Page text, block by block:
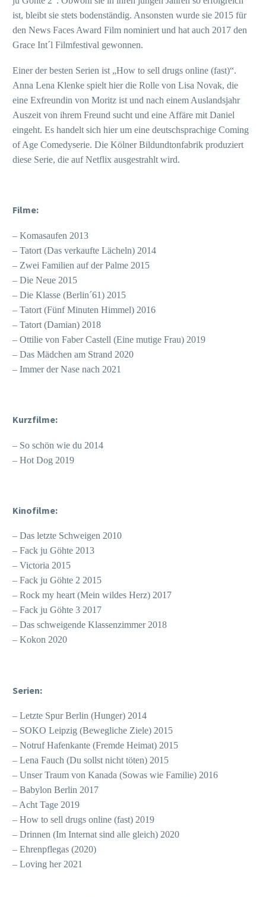
ist, bleibt sie stets bodenständig. Ansonsten wurde sie 2015 für
den News Faces Award Film nominiert und hat auch 2017 den
Grace Int´l Filmfestival gewonnen.
Einer der besten Serien ist „How to sell drugs online (fast)“.
Anna Lena Klenke spielt hier die Rolle von Lisa Novak, die
eine Exfreundin von Moritz ist und nach einem Auslandsjahr
Auszeit von ihrem Freund sucht und eine Affäre mit Daniel
eingeht. Es handelt sich hier um eine deutschsprachige Coming
of Age Comedyserie. Die Kölner Bildundtonfabrik produziert
diese Serie, die auf Netflix ausgestrahlt wird.
Filme:
– Komasaufen 2013
– Tatort (Das verkaufte Lächeln) 2014
– Zwei Familien auf der Palme 2015
– Die Neue 2015
– Die Klasse (Berlin´61) 2015
– Tatort (Fünf Minuten Himmel) 2016
– Tatort (Damian) 2018
– Ottilie von Faber Castell (Eine mutige Frau) 2019
– Das Mädchen am Strand 2020
– Immer der Nase nach 2021
Kurzfilme:
– So schön wie du 2014
– Hot Dog 2019
Kinofilme:
– Das letzte Schweigen 2010
– Fack ju Göhte 2013
– Victoria 2015
– Fack ju Göhte 2 2015
– Rock my heart (Mein wildes Herz) 2017
– Fack ju Göhte 3 2017
– Das schweigende Klassenzimmer 2018
– Kokon 2020
Serien:
– Letzte Spur Berlin (Hunger) 2014
– SOKO Leipzig (Bewegliche Ziele) 2015
– Notruf Hafenkante (Fremde Heimat) 2015
– Lena Fauch (Du sollst nicht töten) 2015
– Unser Traum von Kanada (Sowas wie Familie) 2016
– Babylon Berlin 2017
– Acht Tage 2019
– How to sell drugs online (fast) 2019
– Drinnen (Im Internat sind alle gleich) 2020
– Ehrenpflegas (2020)
– Loving her 2021